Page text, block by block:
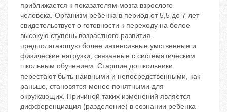
приближается к показателям мозга взрослого
человека. Организм ребенка в период от 5,5 до 7 лет
свидетельствует о готовности к переходу на более
высокую ступень возрастного развития,
предполагающую более интенсивные умственные и
физические нагрузки, связанные с систематическим
школьным обучением. Старшие дошкольники
перестают быть наивными и непосредственными, как
раньше, становятся менее понятными для
окружающих. Причиной таких изменений является
дифференциация (разделение) в сознании ребенка